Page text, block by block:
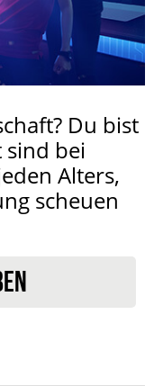
Du bist
sind bei
Alters,
scheuen